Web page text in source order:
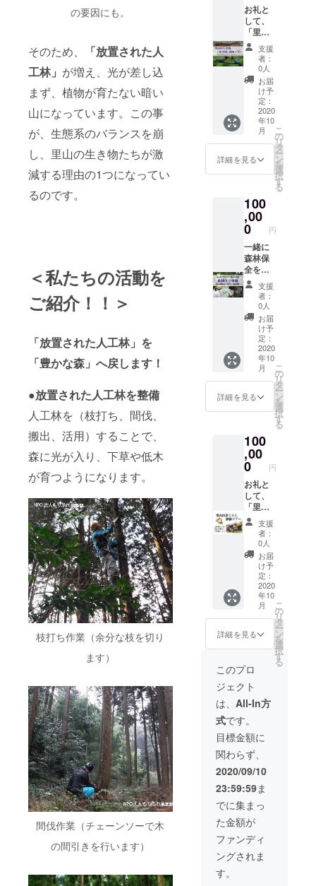
の要因にも。
そのため、
「放置された人
工林」 が増え、光が差し込
まず、植物が育たない暗い
山になっています。この事
が、生態系のバランスを崩
し、里山の生き物たちが激
減する理由の1つになってい
るのです。
＜私たちの活動を
ご紹介！！＞
「放置された人工林」を
「豊かな森」へ戻します！
●放置された人工林を整備
人工林を（枝打ち、間伐、
搬出、活用）することで、
森に光が入り、下草や低木
が育つようになります。
枝打ち作業（余分な枝を切り
ます）
間伐作業（チェーンソーで木
の間引きを行います）
ただき
ます。
うな、
爽やか
で芳香
な森の
香りで
す。 ・
ひのき
ウッド
ボー
ル、く
ろもじ
ミスト
（株）
さん 提
供 ・お
支援し
ていた
だいた
方へト
トリ
ネット
からお
礼の
メール
を送ら
せてい
ただき
ます。
芳香蒸
留水。
満月の
夜に抽
出した
クロモ
ジ蒸留
水を使
用。自
然の力
を最大
限に生
いま
す。ク
の主成
分には
「抗
用があ
ると言
われて
いま
す。気
持ちを
リラッ
クスさ
せるよ
うな、
爽やか
で芳香
香りで
す。 ・
くろも
じ ミス
ト
（株）
めぐみ
さん 提
供 ・お
礼の
メール
支援し
ていた
だいた
方へト
トリ
ネット
からお
メール
を送ら
ただき
ます。
りが良
く、心
がホッ
トする
味わい
です。
くろも
じ 茶
は、健
やかさ
と若々
しさを
サポー
トしま
ドボー
ル】 し
ずく型
のひの
きウッ
ドボー
ルで、
顔や手
足のツ
ボ押し
や丸み
のある
底の部
分でボ
ディー
トリー
トメン
トも。
えるセ
ルフケ
アグッ
ズで
す。
【くろ
もじミ
スト
（芳香
蒸留
水）】
大山山
麓のく
ろもじ
100%の
芳香蒸
留水。
満月の
クロモ
水を使
用。自
然の力
を最大
限に生
かして
いま
す。ク
の香り
の主成
分には
「抗
菌」作
用があ
ると言
然の中
で、五
感で自
然を感
じ、心
と体を
調えよ
う！森
林療法
を取り
入れ
た、セ
ルフケ
アプロ
ルド
は、大
山、里
山、海
から選
べま
す。お
客様の
ご要望
を聞
き、場
所を設
定しま
す。 □
日程
2020年
10月〜
11月頃
の上、
調整致
しま
す。）
□場所
鳥取県
西伯郡
大山町
周辺 □
所用時
間 ２
時間 □
体験チ
ケット
１枚
で、グ
ループ
（5名様
可能で
す。 □
大人対
象 □現
地まで
の交通
費、滞
在費は
参加者
様のご
負担と
なりま
す。 □
面会時
には同
伴者を
つけま
す。
お礼と
して、
「里山
の生き
物（希
少種）
探検ツ
アー」
体験チ
ケット
を提供
しま
す。 ※
南部町
の桐原
さんと
生き物
（希少
種）ツ
アー！
！ 絶滅
危惧種
のオオ
サン
ショウ
ウオを
はじ
め、
ブッポ
ウソ
ウ、カ
ジカガ
エル等
の貴重
な生き
物に出
チャン
スで
す！ ど
んな、
生き物
に出会
えるか
は、時
期によ
りま
す！お
楽しみ
に！ 協
力：も
りまき
フィー
ルド
ネット
ワーク
□日程
2020年
10月〜
11月頃
（参加
者様と
ご相談
の上、
調整致
しま
す。）
□場所
鳥取県
西伯郡
南部町
□所用時
間
２〜３
時間程
支援
者：
0人
お届
け予
定：
2020
年10
月
詳細を見る
こ
の
リ
タ
ー
ン
を
選
択
す
る
100
,00
0 円
一緒に
森林保
全を体
験しま
せん
か？ み
んなで
守ろ
う！里
山の自
然 【森
林保全
体験】
を提供
しま
す。 里
ペシャ
リスト
と一緒
に森林
保全を
体験！
（森の
健康診
断・枝
打ち・
間伐体
験） 時
間 午
前10
時〜午
後15時
（昼食
弁当付
き） 場
所 大
山山麓
の森林
●森の健
康診断
●間伐体
験
（チェ
ンソー
のプロ
と一緒
に、滑
車を使
い綱引
きの要
領で木
を倒す
体験）
●倒した
支援
者：
0人
お届
け予
定：
2020
年10
月
詳細を見る
こ
の
リ
タ
ー
ン
を
選
択
す
る
100
,00
0 円
お礼と
して、
「里山
田舎く
らし体
験ツ
アー」
宿泊チ
ケット
を提供
しま
す。 １
泊２日
(2食付•
料理体
験あり)
南部町
の古民
家で農
家民泊
ができ
ます。
（体験
型民
泊） 農
家の方
の家に
ホーム
ステ
イ！ 地
元の人
とふれ
あいな
がら田
支援
者：
0人
お届
け予
定：
2020
年10
月
詳細を見る
こ
の
リ
タ
ー
ン
を
選
択
す
る
このプロ
ジェクト
は、 All-In方
式です。
目標金額に
関わらず、
2020/09/10
23:59:59ま
でに集まっ
た金額が
ファンディ
ングされま
す。